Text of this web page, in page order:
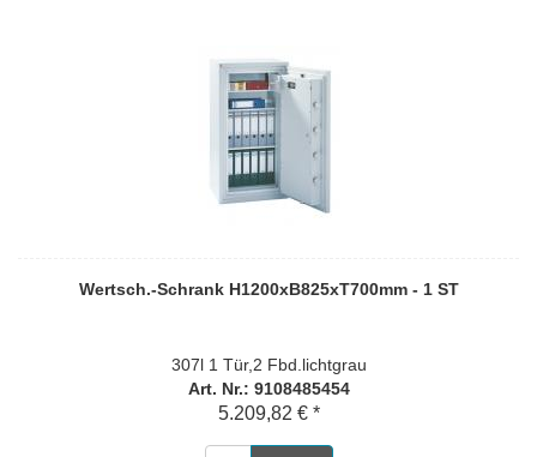
Wertsch.-Schrank H1200xB825xT700mm - 1 ST
307l 1 Tür,2 Fbd.lichtgrau
Art. Nr.: 9108485454
5.209,82 € *